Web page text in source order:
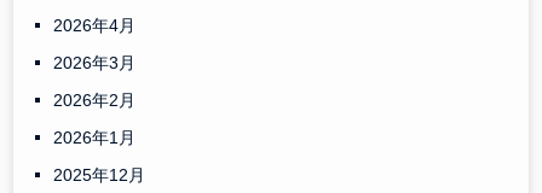
2026年4月
2026年3月
2026年2月
2026年1月
2025年12月